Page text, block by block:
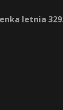
letnia